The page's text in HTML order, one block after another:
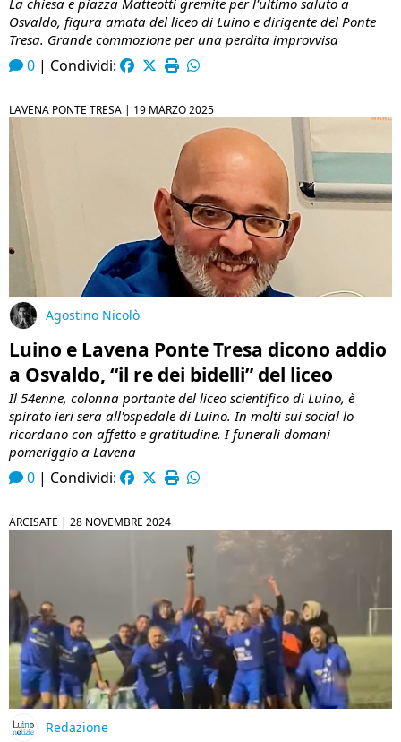
​La chiesa e piazza Matteotti gremite per l'ultimo saluto a
Osvaldo, figura amata del liceo di Luino e dirigente del Ponte
Tresa. Grande commozione per una perdita improvvisa
0 | Condividi:
LAVENA PONTE TRESA | 19 MARZO 2025
Agostino Nicolò
Luino e Lavena Ponte Tresa dicono addio
a Osvaldo, “il re dei bidelli” del liceo
Il 54enne, colonna portante del liceo scientifico di Luino, è
spirato ieri sera all'ospedale di Luino. In molti sui social lo
ricordano con affetto e gratitudine. I funerali domani
pomeriggio a Lavena
0 | Condividi:
ARCISATE | 28 NOVEMBRE 2024
Redazione